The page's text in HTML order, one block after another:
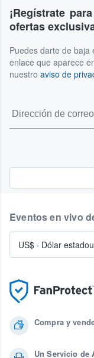
¡Regístrate
ofertas
Puedes darte de baja
enlace que aparece
nuestro aviso de
Compra y
Un Servicio de
Eventos en vivo
US$ · Dólar